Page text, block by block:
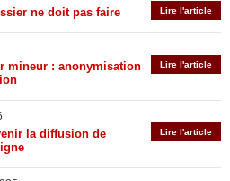
Lire l'article
ne doit pas faire
Lire l'article
mineur : anonymisation
Lire l'article
la diffusion de